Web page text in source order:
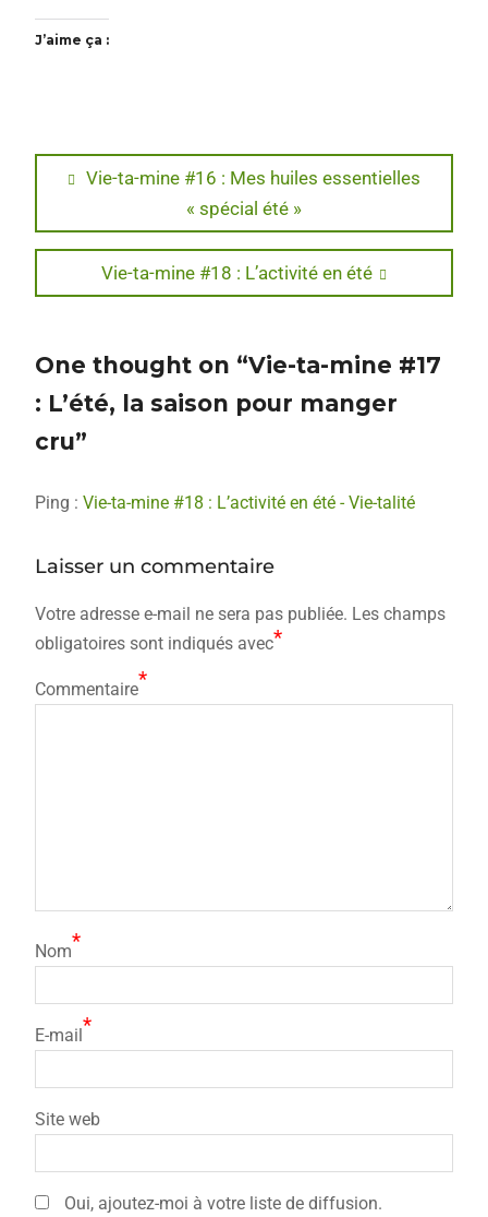
J’aime ça :
Navigation
l’article
Previous
Vie-ta-mine #16 : Mes huiles essentielles
« spécial été »
Next
post:
Vie-ta-mine #18 : L’activité en été
One thought on “Vie-ta-mine #17
: L’été, la saison pour manger
cru”
Ping : Vie-ta-mine #18 : L’activité en été - Vie-talité
Laisser un commentaire
Votre adresse e-mail ne sera pas publiée. Les champs
obligatoires sont indiqués avec*
Commentaire*
Nom*
E-mail *
Site web
Oui, ajoutez-moi à votre liste de diffusion.